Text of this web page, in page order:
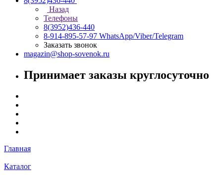
Назад
Телефоны
8(3952)436-440
8-914-895-57-97 WhatsApp/Viber/Telegram
Заказать звонок
magazin@shop-sovenok.ru
Принимает заказы круглосуточно
Главная
Каталог